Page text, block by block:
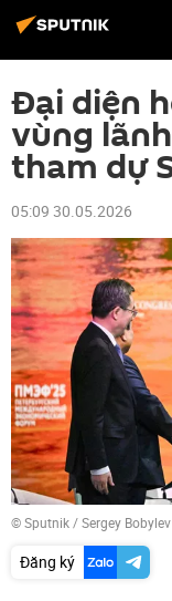
Đại diện
vùng
tham dự
05:09 30.05.2026
© Sputnik / Sergey Bobylev
Đăng ký